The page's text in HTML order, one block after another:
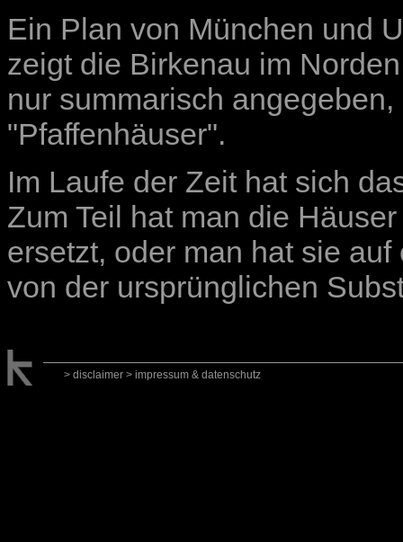
Ein Plan von München und
zeigt die Birkenau im
nur summarisch
"Pfaffenhäuser".
Im Laufe der Zeit hat sich
Zum Teil hat man die
ersetzt, oder man hat sie
von der ursprünglichen
> disclaimer > impressum & datenschutz